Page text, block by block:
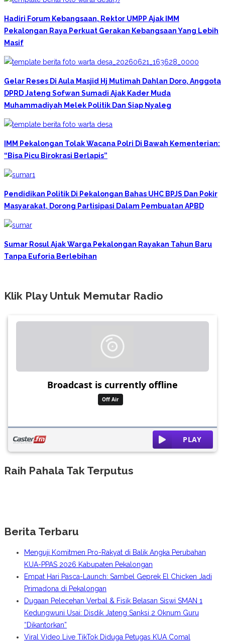
Hadiri Forum Kebangsaan, Rektor UMPP Ajak IMM
Pekalongan Raya Perkuat Gerakan Kebangsaan Yang Lebih
Masif
Gelar Reses Di Aula Masjid Hj Mutimah Dahlan Doro, Anggota
DPRD Jateng Sofwan Sumadi Ajak Kader Muda
Muhammadiyah Melek Politik Dan Siap Nyaleg
IMM Pekalongan Tolak Wacana Polri Di Bawah Kementerian:
“Bisa Picu Birokrasi Berlapis”
Pendidikan Politik Di Pekalongan Bahas UHC BPJS Dan Pokir
Masyarakat, Dorong Partisipasi Dalam Pembuatan APBD
Sumar Rosul Ajak Warga Pekalongan Rayakan Tahun Baru
Tanpa Euforia Berlebihan
Klik Play Untuk Memutar Radio
Raih Pahala Tak Terputus
Berita Terbaru
Menguji Komitmen Pro-Rakyat di Balik Angka Perubahan
KUA-PPAS 2026 Kabupaten Pekalongan
Empat Hari Pasca-Launch: Sambel Geprek El Chicken Jadi
Primadona di Pekalongan
Dugaan Pelecehan Verbal & Fisik Belasan Siswi SMAN 1
Kedungwuni Usai: Disdik Jateng Sanksi 2 Oknum Guru
“Dikantorkan”
Viral Video Live TikTok Diduga Petugas KUA Comal